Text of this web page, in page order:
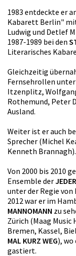
1983 entdeckte er
Kabarett Berlin"
Ludwig und Detlef
1987-1989 bei den
Literarisches
Gleichzeitig
Fernsehrollen unter
Itzenplitz,
Rothemund, Peter
Ausland.
Weiter ist er auch
Sprecher (Michel
Kenneth Brannagh).
Von 2000 bis 2010
Ensemble der
unter der Regie
2012 war er im
MANNOMANN zu
Zürich (Maag
Bremen, Kassel,
MAL KURZ WEG), wo
gastiert.